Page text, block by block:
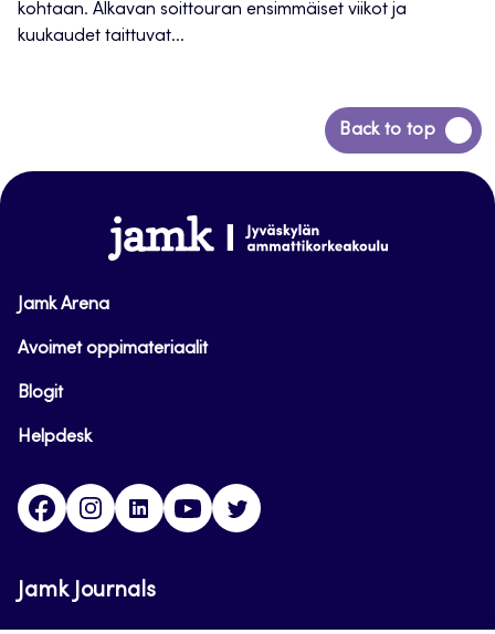
kohtaan. Alkavan soittouran ensimmäiset viikot ja
kuukaudet taittuvat...
Back to top
Siirry
takaisin
www.jamk.fi
Jamk Arena
Avoimet oppimateriaalit
Blogit
Helpdesk
FacebookInstagram
LinkedInYoutube
Jamk Journals